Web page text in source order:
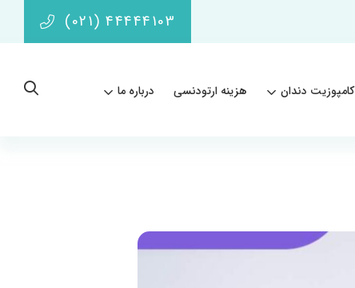
(021) 44444103
کامپوزیت دندان هزینه ارتودنسی درباره ما